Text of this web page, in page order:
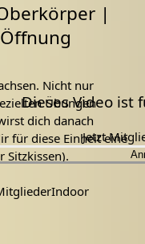
|
Dieses Video ist
Jetzt
Nicht nur
Übungen
dich danach
für diese Einheit eine
Sitzkissen).
Öffnung in der
Rücken 🙏
Indoor